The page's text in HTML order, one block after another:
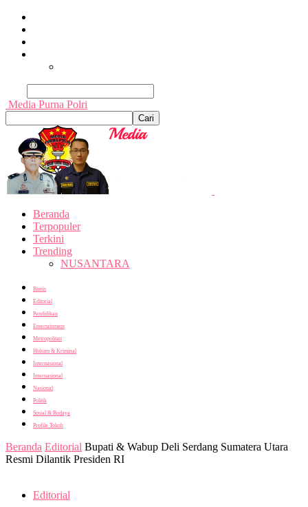
Media Purna Polri
Beranda
Terpopuler
Terkini
Trending
NUSANTARA
Bisnis
Editorial
Pendidikan
Entertainment
Metropolitan
Hukum & Kriminal
Internasional
Internasional
Nasional
Politik
Sosial & Budaya
Profile Tokoh
Beranda Editorial Bupati & Wabup Deli Serdang Sumatera Utara
Resmi Dilantik Presiden RI
Editorial